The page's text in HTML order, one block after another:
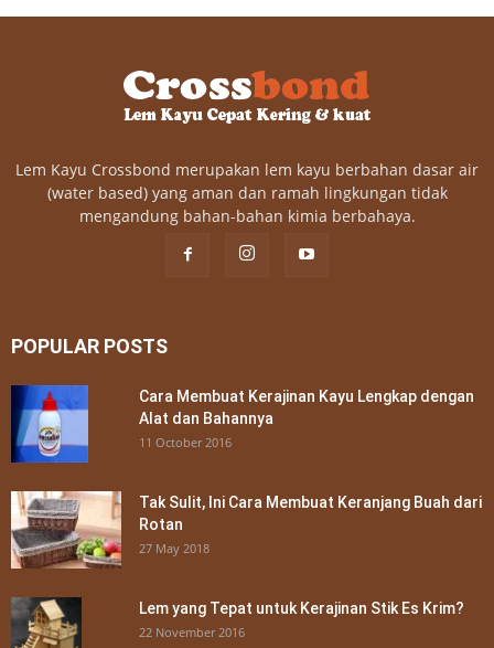
Lem Kayu Crossbond merupakan lem kayu berbahan dasar air
(water based) yang aman dan ramah lingkungan tidak
mengandung bahan-bahan kimia berbahaya.
POPULAR POSTS
Cara Membuat Kerajinan Kayu Lengkap dengan
Alat dan Bahannya
11 October 2016
Tak Sulit, Ini Cara Membuat Keranjang Buah dari
Rotan
27 May 2018
Lem yang Tepat untuk Kerajinan Stik Es Krim?
22 November 2016